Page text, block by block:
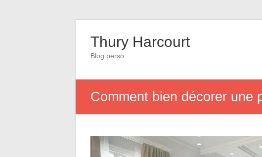
Thury Harcourt
Blog perso
Comment bien décorer une